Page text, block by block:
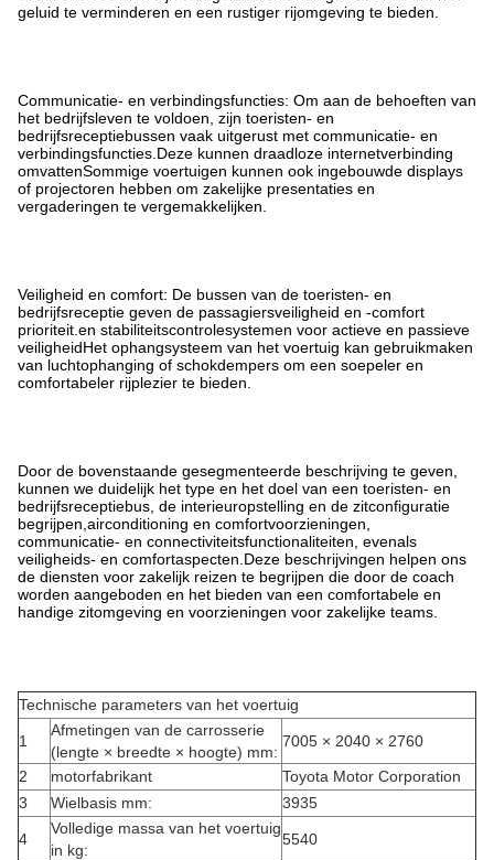
geluid te verminderen en een rustiger rijomgeving te bieden.
Communicatie- en verbindingsfuncties: Om aan de behoeften van
het bedrijfsleven te voldoen, zijn toeristen- en
bedrijfsreceptiebussen vaak uitgerust met communicatie- en
verbindingsfuncties.Deze kunnen draadloze internetverbinding
omvattenSommige voertuigen kunnen ook ingebouwde displays
of projectoren hebben om zakelijke presentaties en
vergaderingen te vergemakkelijken.
Veiligheid en comfort: De bussen van de toeristen- en
bedrijfsreceptie geven de passagiersveiligheid en -comfort
prioriteit.en stabiliteitscontrolesystemen voor actieve en passieve
veiligheidHet ophangsysteem van het voertuig kan gebruikmaken
van luchtophanging of schokdempers om een soepeler en
comfortabeler rijplezier te bieden.
Door de bovenstaande gesegmenteerde beschrijving te geven,
kunnen we duidelijk het type en het doel van een toeristen- en
bedrijfsreceptiebus, de interieuropstelling en de zitconfiguratie
begrijpen,airconditioning en comfortvoorzieningen,
communicatie- en connectiviteitsfunctionaliteiten, evenals
veiligheids- en comfortaspecten.Deze beschrijvingen helpen ons
de diensten voor zakelijk reizen te begrijpen die door de coach
worden aangeboden en het bieden van een comfortabele en
handige zitomgeving en voorzieningen voor zakelijke teams.
Technische parameters van het voertuig
1
Afmetingen van de carrosserie
(lengte × breedte × hoogte) mm:
7005 × 2040 × 2760
2
motorfabrikant
Toyota Motor Corporation
3
Wielbasis mm: 3935
4
Volledige massa van het voertuig
in kg:
5540